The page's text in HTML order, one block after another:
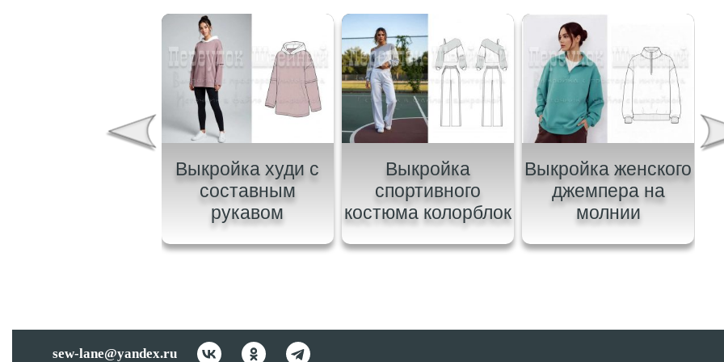
Выкройка худи с
составным
рукавом
Выкройка
спортивного
костюма колорблок
Выкройка женского
джемпера на
молнии
sew-lane@yandex.ru